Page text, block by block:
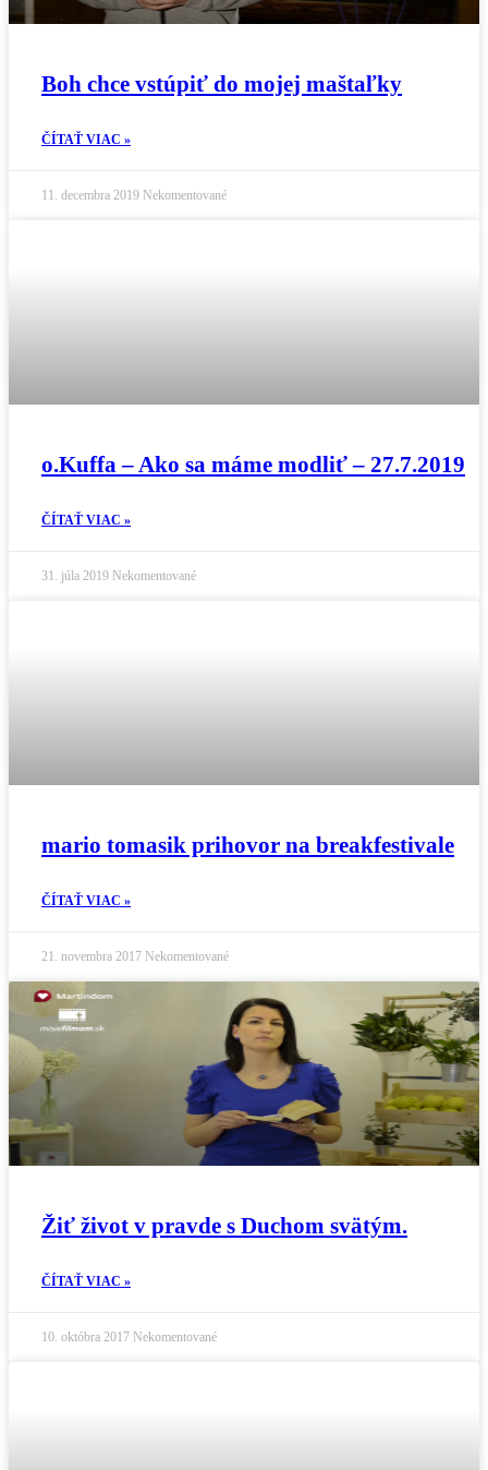
Boh chce vstúpiť do mojej maštaľky
ČÍTAŤ VIAC »
11. decembra 2019 Nekomentované
o.Kuffa – Ako sa máme modliť – 27.7.2019
ČÍTAŤ VIAC »
31. júla 2019 Nekomentované
mario tomasik prihovor na breakfestivale
ČÍTAŤ VIAC »
21. novembra 2017 Nekomentované
Žiť život v pravde s Duchom svätým.
ČÍTAŤ VIAC »
10. októbra 2017 Nekomentované